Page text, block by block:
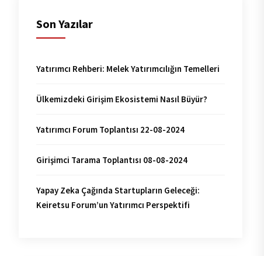
Son Yazılar
Yatırımcı Rehberi: Melek Yatırımcılığın Temelleri
Ülkemizdeki Girişim Ekosistemi Nasıl Büyür?
Yatırımcı Forum Toplantısı 22-08-2024
Girişimci Tarama Toplantısı 08-08-2024
Yapay Zeka Çağında Startupların Geleceği:
Keiretsu Forum’un Yatırımcı Perspektifi